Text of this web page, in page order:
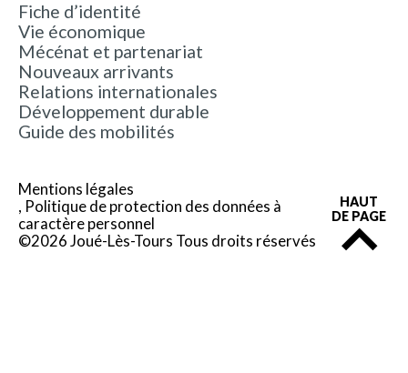
Fiche d’identité
Vie économique
Mécénat et partenariat
Nouveaux arrivants
Relations internationales
Développement durable
Guide des mobilités
Mentions légales
Politique de protection des données à
caractère personnel
©2026 Joué-Lès-Tours Tous droits réservés
HAUT
DE PAGE